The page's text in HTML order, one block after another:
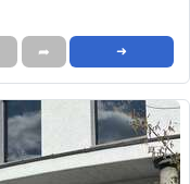
➦ ➜